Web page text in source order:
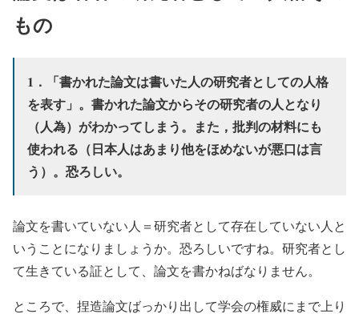
もの
1．「書かれた論文は書いた人の研究者としての人格
を表す」。書かれた論文からその研究者の人となり
（人為）がわかってしまう。また，批判の材料にも
使われる（日本人はあまり他をほめないが悪口は言
う）。恐ろしい。
論文を書いていない人＝研究者として存在していない人と
いうことになりましょうか。恐ろしいですね。研究者とし
て生きている証として、論文を書かねばなりません。
ところで、捏造論文ばっかり出して学会の権威にまで上り